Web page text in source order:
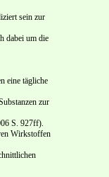
sein zur
dabei um die
eine tägliche
zur
S. 927ff).
Wirkstoffen